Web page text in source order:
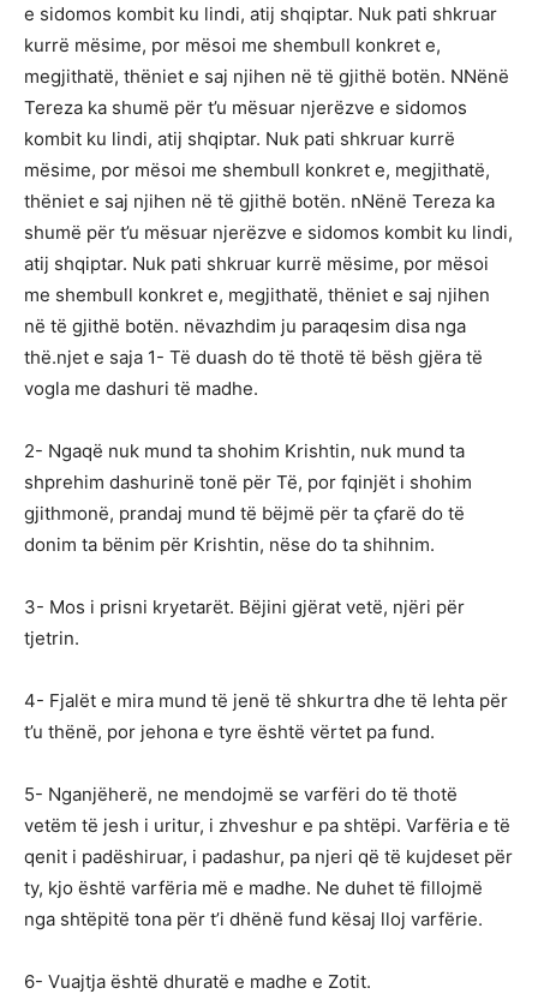
e sidomos kombit ku lindi, atij shqiptar. Nuk pati shkruar
kurrë mësime, por mësoi me shembull konkret e,
megjithatë, thëniet e saj njihen në të gjithë botën. NNënë
Tereza ka shumë për t’u mësuar njerëzve e sidomos
kombit ku lindi, atij shqiptar. Nuk pati shkruar kurrë
mësime, por mësoi me shembull konkret e, megjithatë,
thëniet e saj njihen në të gjithë botën. nNënë Tereza ka
shumë për t’u mësuar njerëzve e sidomos kombit ku lindi,
atij shqiptar. Nuk pati shkruar kurrë mësime, por mësoi
me shembull konkret e, megjithatë, thëniet e saj njihen
në të gjithë botën. nëvazhdim ju paraqesim disa nga
thë.njet e saja 1- Të duash do të thotë të bësh gjëra të
vogla me dashuri të madhe.
2- Ngaqë nuk mund ta shohim Krishtin, nuk mund ta
shprehim dashurinë tonë për Të, por fqinjët i shohim
gjithmonë, prandaj mund të bëjmë për ta çfarë do të
donim ta bënim për Krishtin, nëse do ta shihnim.
3- Mos i prisni kryetarët. Bëjini gjërat vetë, njëri për
tjetrin.
4- Fjalët e mira mund të jenë të shkurtra dhe të lehta për
t’u thënë, por jehona e tyre është vërtet pa fund.
5- Nganjëherë, ne mendojmë se varfëri do të thotë
vetëm të jesh i uritur, i zhveshur e pa shtëpi. Varfëria e të
qenit i padëshiruar, i padashur, pa njeri që të kujdeset për
ty, kjo është varfëria më e madhe. Ne duhet të fillojmë
nga shtëpitë tona për t’i dhënë fund kësaj lloj varfërie.
6- Vuajtja është dhuratë e madhe e Zotit.